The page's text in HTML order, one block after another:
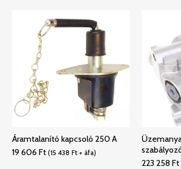
Áramtalanító kapcsoló 250 A
19 606 Ft (15 438 Ft + áfa)
223 258Ft